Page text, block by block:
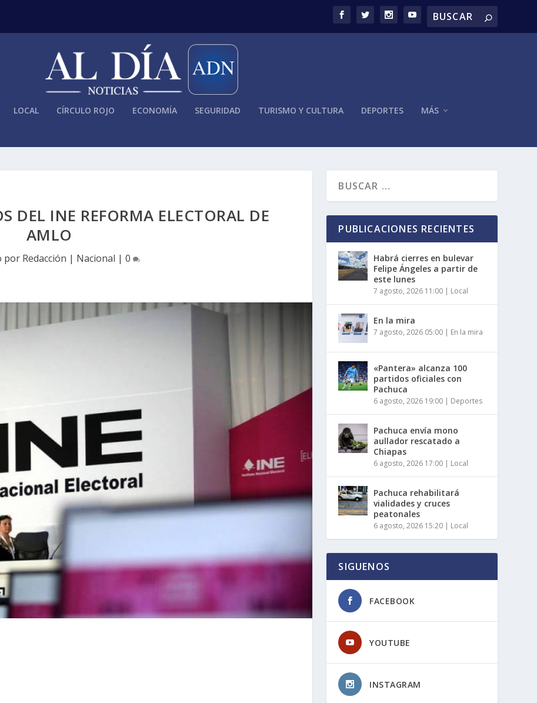
LOCAL CÍRCULO ROJO ECONOMÍA SEGURIDAD TURISMO Y CULTURA DEPORTES MÁS
DEL INE REFORMA ELECTORAL DE
AMLO
por Redacción | Nacional | 0
PUBLICACIONES RECIENTES
Habrá cierres en bulevar
Felipe Ángeles a partir de
este lunes
7 agosto, 2026 11:00 | Local
En la mira
7 agosto, 2026 05:00 | En la mira
«Pantera» alcanza 100
partidos oficiales con
Pachuca
6 agosto, 2026 19:00 | Deportes
Pachuca envía mono
aullador rescatado a
Chiapas
6 agosto, 2026 17:00 | Local
Pachuca rehabilitará
vialidades y cruces
peatonales
6 agosto, 2026 15:20 | Local
SIGUENOS
FACEBOOK
YOUTUBE
INSTAGRAM